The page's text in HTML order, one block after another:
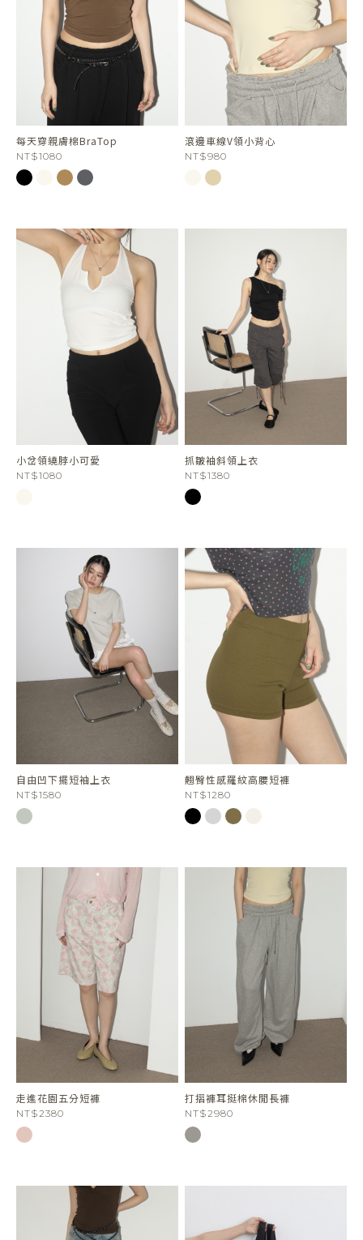
每天穿親膚棉BraTop
NT$1080
滾邊車線V領小背心
NT$980
小岔領繞脖小可愛
NT$1080
抓皺袖斜領上衣
NT$1380
自由凹下擺短袖上衣
NT$1580
翹臀性感羅紋高腰短褲
NT$1280
走進花園五分短褲
NT$2380
打摺褲耳挺棉休閒長褲
NT$2980